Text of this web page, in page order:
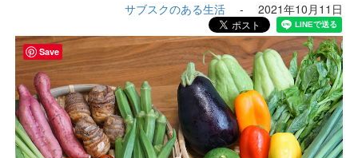
サブスクのある生活 - 2021年10月11日
Save